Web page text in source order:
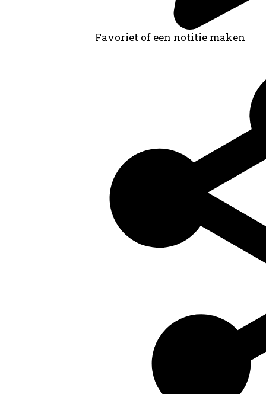
Favoriet of een notitie maken